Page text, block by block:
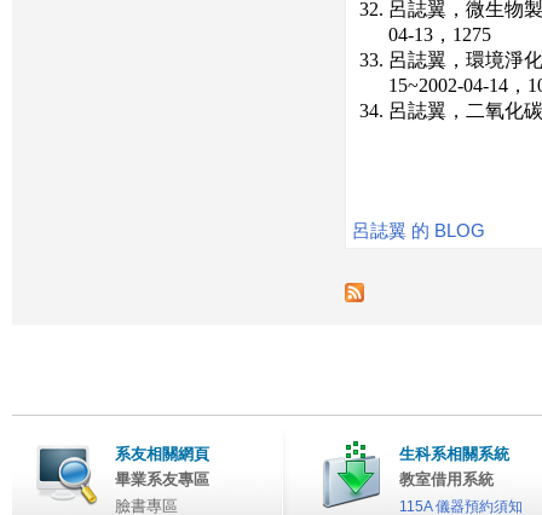
呂誌翼，微生物
04-13，1275
呂誌翼，環境淨
15~2002-04-14，
呂誌翼，二氧化
呂誌翼 的 BLOG
系友相關網頁
畢業系友專區
臉書專區
生科系相關系統
教室借用系統
115A 儀器預約須知